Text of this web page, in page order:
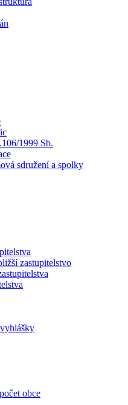
1999 Sb.
sdružení a spolky
zastupitelstvo
obce